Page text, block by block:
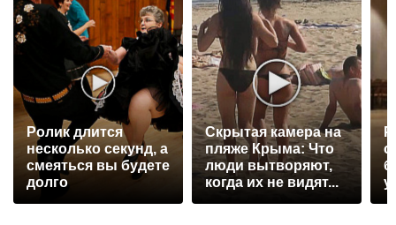
Ролик длится
несколько секунд, а
смеяться вы будете
долго
Скрытая камера на
пляже Крыма: Что
люди вытворяют,
когда их не видят...